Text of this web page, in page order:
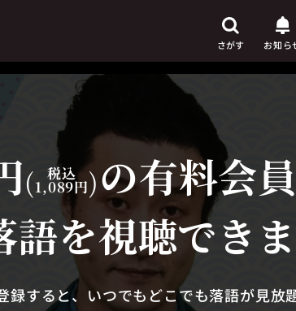
さがす
らさがす
間からさがす
お知ら
( 税込
1,089円)の有料会
語を視聴でき
録すると、いつでもどこでも落語が見放